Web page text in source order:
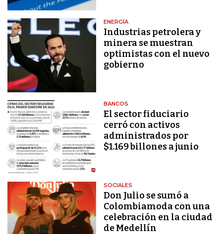
ENERGÍA
Industrias petrolera y
minera se muestran
optimistas con el nuevo
gobierno
BANCOS
El sector fiduciario
cerró con activos
administrados por
$1.169 billones a junio
SOCIALES
Don Julio se sumó a
Colombiamoda con una
celebración en la ciudad
de Medellín